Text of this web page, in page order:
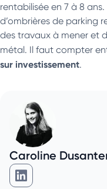
rentabilisée en 7 à 8
d’ombrières de parking
des travaux à mener et
métal. Il faut compter
sur investissement.
Caroline
Caroline